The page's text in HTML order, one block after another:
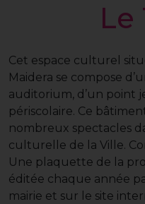
Le
Cet espace culturel
Maidera se compose
auditorium, d’un point
périscolaire. Ce
nombreux spectacles
culturelle de la Ville.
Une plaquette de la
éditée chaque année
mairie et sur le site